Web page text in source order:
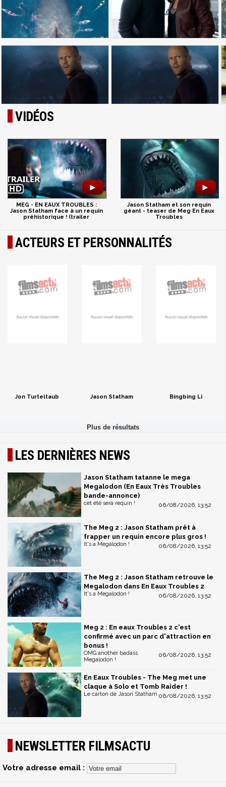
VIDÉOS
►
MEG - EN EAUX TROUBLES :
Jason Statham face à un requin
préhistorique ! (trailer
►
Jason Statham et son requin
géant - teaser de Meg En Eaux
Troubles
ACTEURS ET PERSONNALITÉS
Jon Turteltaub Jason Statham Bingbing Li
LES DERNIÈRES NEWS
Jason Statham tatanne le mega
Megalodon (En Eaux Très Troubles
bande-annonce)
06/08/2026, 13:52
cet été sera requin !
The Meg 2 : Jason Statham prêt à
frapper un requin encore plus gros !
06/08/2026, 13:52
It's a Megalodon !
The Meg 2 : Jason Statham retrouve le
Megalodon dans En Eaux Troubles 2
06/08/2026, 13:52
It's a Megalodon !
Meg 2 : En eaux Troubles 2 c'est
confirmé avec un parc d'attraction en
bonus !
06/08/2026, 13:52
OMG another badass
Megalodon !
En Eaux Troubles - The Meg met une
claque à Solo et Tomb Raider !
06/08/2026, 13:52
Le carton de Jason Statham
NEWSLETTER FILMSACTU
Votre adresse email :